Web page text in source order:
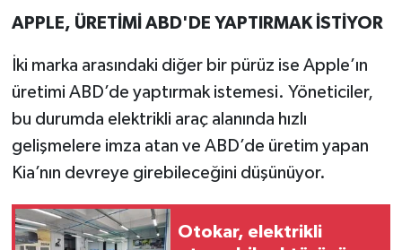
APPLE, ÜRETİMİ ABD'DE YAPTIRMAK İSTİYOR
İki marka arasındaki diğer bir pürüz ise Apple’ın
üretimi ABD’de yaptırmak istemesi. Yöneticiler,
bu durumda elektrikli araç alanında hızlı
gelişmelere imza atan ve ABD’de üretim yapan
Kia’nın devreye girebileceğini düşünüyor.
Otokar, elektrikli